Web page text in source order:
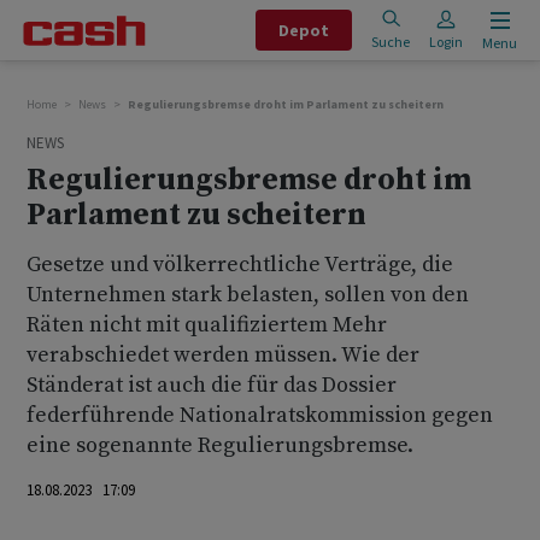
Depot
Suche Login Menu
Home News Regulierungsbremse droht im Parlament zu scheitern
NEWS
Regulierungsbremse droht im
Parlament zu scheitern
Gesetze und völkerrechtliche Verträge, die
Unternehmen stark belasten, sollen von den
Räten nicht mit qualifiziertem Mehr
verabschiedet werden müssen. Wie der
Ständerat ist auch die für das Dossier
federführende Nationalratskommission gegen
eine sogenannte Regulierungsbremse.
18.08.2023 17:09